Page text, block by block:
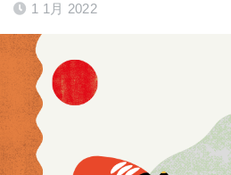
1 1月 2022